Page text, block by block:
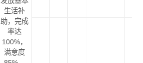
生活补
助，完成
率达
100%，
满意度